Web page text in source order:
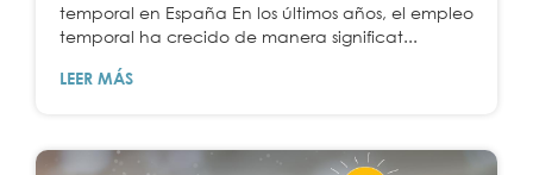
temporal en España En los últimos años, el empleo
temporal ha crecido de manera significat...
LEER MÁS